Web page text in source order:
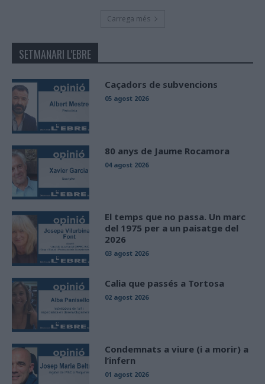
Carrega més
SETMANARI L'EBRE
Caçadors de subvencions
05 agost 2026
80 anys de Jaume Rocamora
04 agost 2026
El temps que no passa. Un marc
del 1975 per a un paisatge del
2026
03 agost 2026
Calia que passés a Tortosa
02 agost 2026
Condemnats a viure (i a morir) a
l’infern
01 agost 2026